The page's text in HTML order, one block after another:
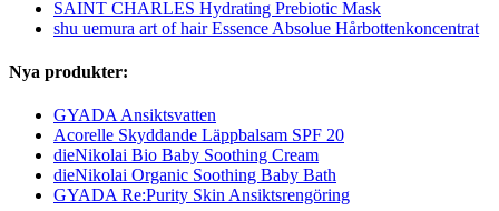
SAINT CHARLES Hydrating Prebiotic Mask
shu uemura art of hair Essence Absolue Hårbottenkoncentrat
Nya produkter:
GYADA Ansiktsvatten
Acorelle Skyddande Läppbalsam SPF 20
dieNikolai Bio Baby Soothing Cream
dieNikolai Organic Soothing Baby Bath
GYADA Re:Purity Skin Ansiktsrengöring